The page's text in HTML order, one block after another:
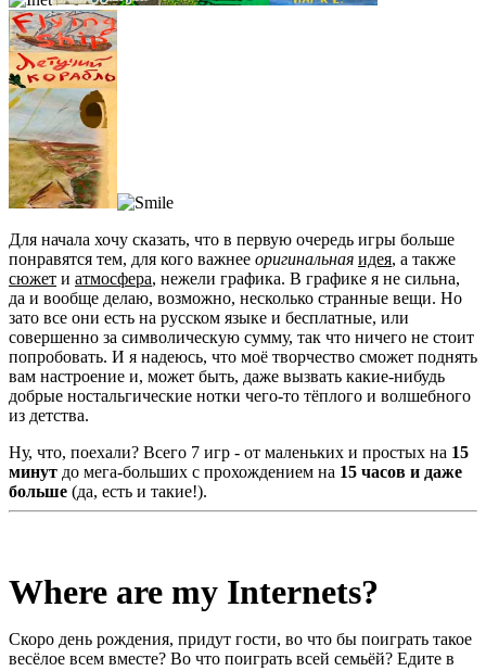
Для начала хочу сказать, что в первую очередь игры больше
понравятся тем, для кого важнее оригинальная идея, а также
сюжет и атмосфера, нежели графика. В графике я не сильна,
да и вообще делаю, возможно, несколько странные вещи. Но
зато все они есть на русском языке и бесплатные, или
совершенно за символическую сумму, так что ничего не стоит
попробовать. И я надеюсь, что моё творчество сможет поднять
вам настроение и, может быть, даже вызвать какие-нибудь
добрые ностальгические нотки чего-то тёплого и волшебного
из детства.
Ну, что, поехали? Всего 7 игр - от маленьких и простых на 15
минут до мега-больших с прохождением на 15 часов и даже
больше (да, есть и такие!).
Where are my Internets?
Скоро день рождения, придут гости, во что бы поиграть такое
весёлое всем вместе? Во что поиграть всей семьёй? Едите в